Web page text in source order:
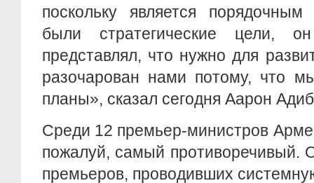
поскольку является
были стратегические цели,
представлял, что нужно для
разочарован нами потому, что
планы», сказал сегодня Аарон
Среди 12 премьер-министров
пожалуй, самый противоречивый.
премьеров, проводивших